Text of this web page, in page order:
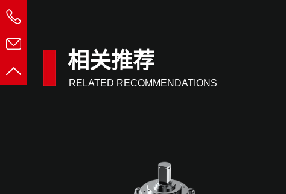
相关推荐
RELATED RECOMMENDATIONS